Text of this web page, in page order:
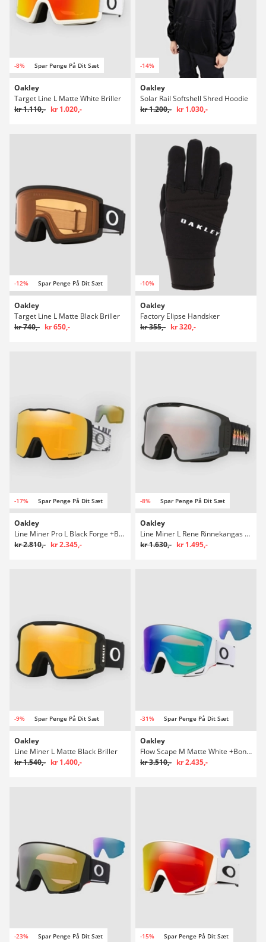
-8% Spar Penge På Dit Sæt
Oakley
Target Line L Matte White Briller
kr 1.110,- kr 1.020,-
-14%
Oakley
Solar Rail Softshell Shred Hoodie
kr 1.200,- kr 1.030,-
-12% Spar Penge På Dit Sæt
Oakley
Target Line L Matte Black Briller
kr 740,- kr 650,-
-10%
Oakley
Factory Elipse Handsker
kr 355,- kr 320,-
-17% Spar Penge På Dit Sæt
Oakley
Line Miner Pro L Black Forge +Bonus Lens Briller
kr 2.810,- kr 2.345,-
-8% Spar Penge På Dit Sæt
Oakley
Line Miner L Rene Rinnekangas Signature Briller
kr 1.630,- kr 1.495,-
-9% Spar Penge På Dit Sæt
Oakley
Line Miner L Matte Black Briller
kr 1.540,- kr 1.400,-
-31% Spar Penge På Dit Sæt
Oakley
Flow Scape M Matte White +Bonus Lens Briller
kr 3.510,- kr 2.435,-
-23% Spar Penge På Dit Sæt -15% Spar Penge På Dit Sæt